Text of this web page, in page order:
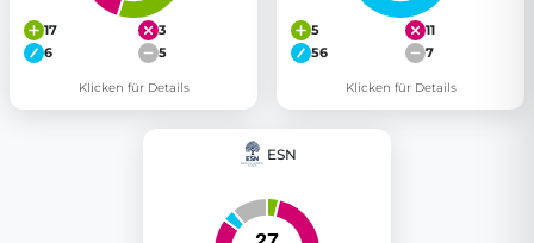
17
3
6
5
Klicken für Details
5
11
56
7
Klicken für Details
ESN